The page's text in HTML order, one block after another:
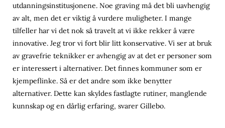
utdanningsinstitusjonene. Noe graving må det bli uavhengig
av alt, men det er viktig å vurdere muligheter. I mange
tilfeller har vi det nok så travelt at vi ikke rekker å være
innovative. Jeg tror vi fort blir litt konservative. Vi ser at bruk
av gravefrie teknikker er avhengig av at det er personer som
er interessert i alternativer. Det finnes kommuner som er
kjempeflinke. Så er det andre som ikke benytter
alternativer. Dette kan skyldes fastlagte rutiner, manglende
kunnskap og en dårlig erfaring, svarer Gillebo.